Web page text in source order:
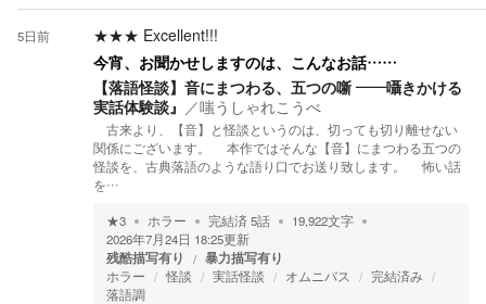
5日前 ★★★ Excellent!!!
今宵、お聞かせしますのは、こんなお話……
【落語怪談】音にまつわる、五つの噺 ――囁きかける
実話体験談』 ／嗤うしゃれこうべ
古来より、【音】と怪談というのは、切っても切り離せない
関係にございます。 本作ではそんな【音】にまつわる五つの
怪談を、古典落語のような語り口でお送り致します。 怖い話
を…
★3 ホラー 完結済5話 19,922文字
2026年7月24日 18:25更新
残酷描写有り 暴力描写有り
ホラー 怪談 実話怪談 オムニバス
完結済み
落語調